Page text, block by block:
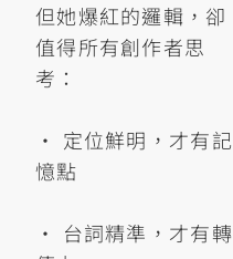
但她爆紅的邏輯，卻
值得所有創作者思
考：
• 定位鮮明，才有記
憶點
• 台詞精準，才有轉